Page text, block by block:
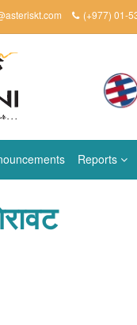
(+977) 01-
Reports